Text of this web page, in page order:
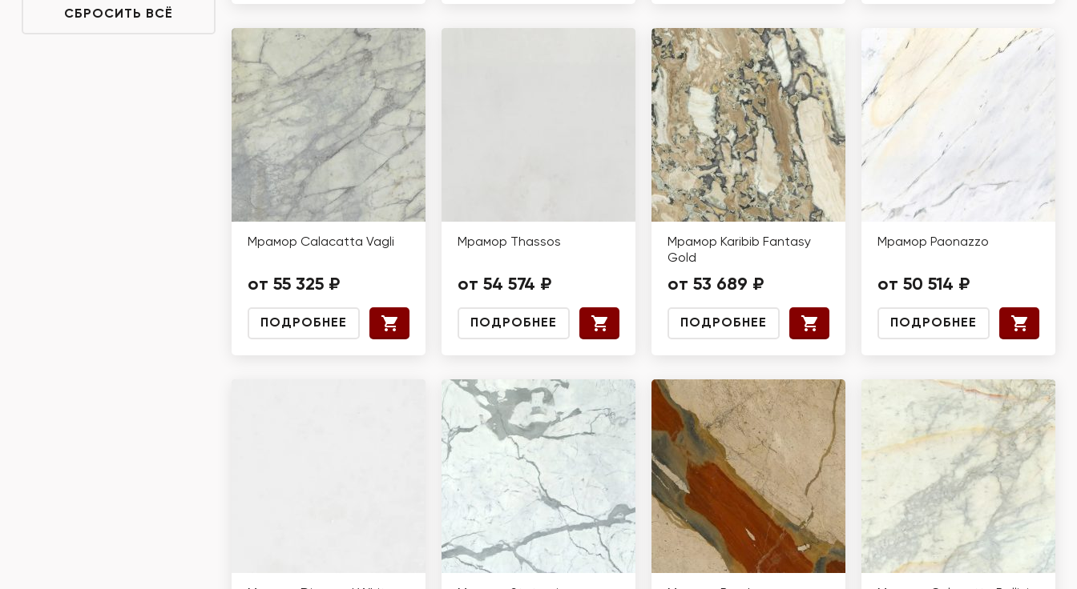
Мрамор Calacatta Vagli
от 55 325 ₽
ПОДРОБНЕЕ
Мрамор Thassos
от 54 574 ₽
ПОДРОБНЕЕ
Мрамор Karibib Fantasy
Gold
от 53 689 ₽
ПОДРОБНЕЕ
Мрамор Paonazzo
от 50 514 ₽
ПОДРОБНЕЕ
СБРОСИТЬ ВСЁ